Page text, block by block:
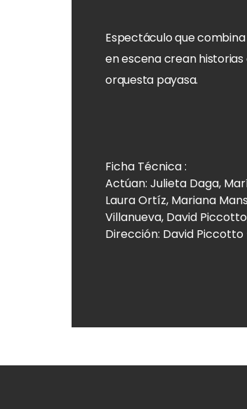
Espectáculo que
en escena crean
orquesta payasa.
Ficha Técnica :
Actúan: Julieta Daga,
Laura Ortíz, Mariana
Villanueva, David
Dirección: David